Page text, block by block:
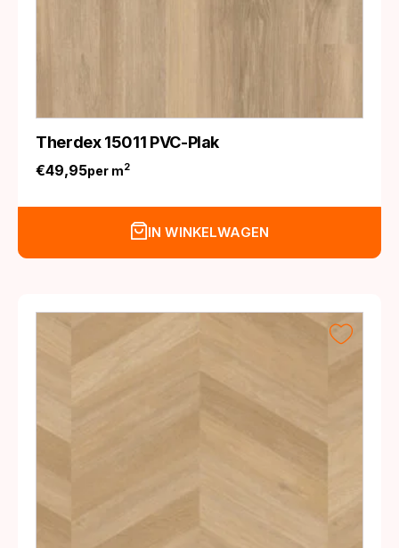
Therdex 15011 PVC-Plak
€49,95per m2
IN WINKELWAGEN